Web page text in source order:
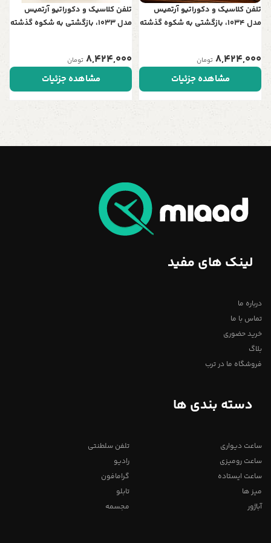
تلفن کلاسیک و دکوراتیو آرتمیس
مدل 1034، بازگشتی به شکوه گذشته
8,424,000 تومان
مشاهده جزئیات
تلفن کلاسیک و دکوراتیو آرتمیس
مدل 1033، بازگشتی به شکوه گذشته
8,424,000 تومان
مشاهده جزئیات
لینک های مفید
درباره ما
تماس با ما
خرید حضوری
بلاگ
فروشگاه ما در ترب
دسته بندی ها
ساعت دیواری
ساعت رومیزی
ساعت ایستاده
میز ها
آباژور
تلفن سلطنتی
رادیو
گرامافون
تابلو
مجسمه